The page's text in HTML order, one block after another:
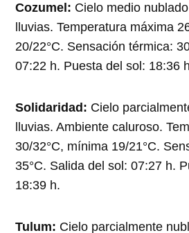
Cozumel: Cielo medio
lluvias. Temperatura máxima
20/22°C. Sensación térmica:
07:22 h. Puesta del sol: 18:36
Solidaridad: Cielo
lluvias. Ambiente caluroso.
30/32°C, mínima 19/21°C.
35°C. Salida del sol: 07:27 h.
18:39 h.
Tulum: Cielo parcialmente